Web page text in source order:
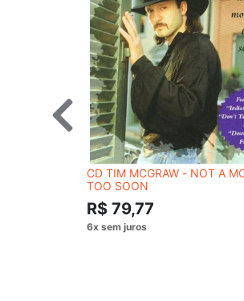
CD TIM MCGRAW - NOT A
TOO SOON
R$ 79,77